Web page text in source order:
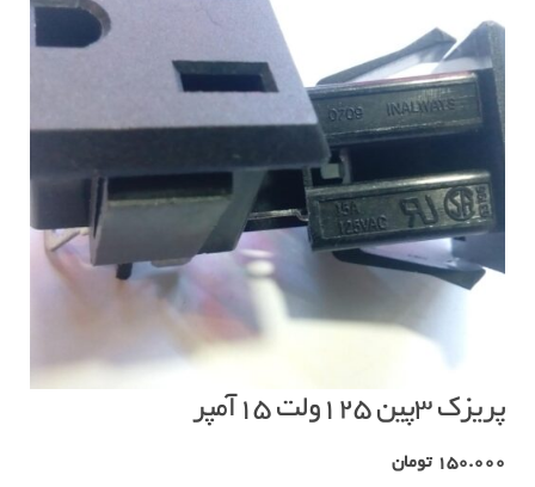
پریزک ۳پین ۱۲۵ولت ۱۵آمپر
150.000 تومان